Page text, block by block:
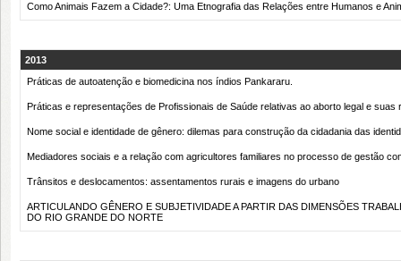
Como Animais Fazem a Cidade?: Uma Etnografia das Relações entre Humanos e
2013
Práticas de autoatenção e biomedicina nos índios Pankararu.
Práticas e representações de Profissionais de Saúde relativas ao aborto legal e
Nome social e identidade de gênero: dilemas para construção da cidadania das
Mediadores sociais e a relação com agricultores familiares no processo de gestão
Trânsitos e deslocamentos: assentamentos rurais e imagens do urbano
ARTICULANDO GÊNERO E SUBJETIVIDADE A PARTIR DAS DIMENSÕES
DO RIO GRANDE DO NORTE